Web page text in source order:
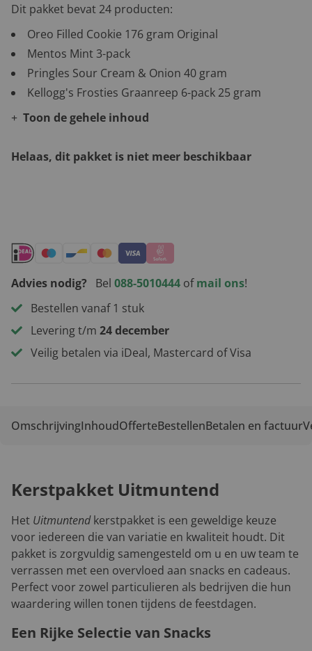
Dit pakket bevat 24 producten:
Oreo Filled Cookie 176 gram Original
Mentos Mint 3-pack
Pringles Sour Cream & Onion 40 gram
Kellogg's Frosties Graanreep 6-pack 25 gram
Toon de gehele inhoud
Helaas, dit pakket is niet meer beschikbaar
Advies nodig? Bel 088-5010444 ofmail ons!
Bestellen vanaf 1 stuk
Levering t/m 24 december
Veilig betalen via iDeal, Mastercard of Visa
OmschrijvingInhoudOfferteBestellenBetalen en factuur
Kerstpakket Uitmuntend
Het Uitmuntendkerstpakket is een geweldige keuze
voor iedereen die van variatie en kwaliteit houdt. Dit
pakket is zorgvuldig samengesteld om u en uw team te
verrassen met een overvloed aan snacks en cadeaus.
Perfect voor zowel particulieren als bedrijven die hun
waardering willen tonen tijdens de feestdagen.
Een Rijke Selectie van Snacks